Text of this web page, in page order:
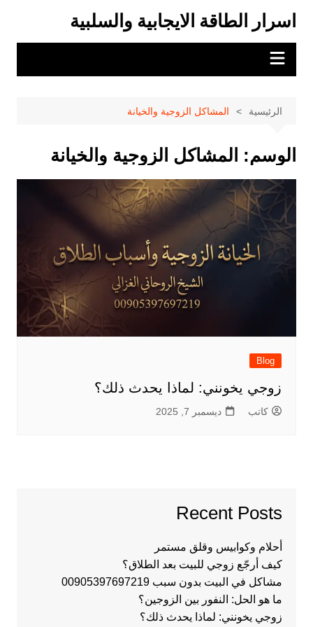
المحتوى
اسرار الطاقة الايجابية والسلبية
الرئيسية المشاكل الزوجية والخيانة
الوسم: المشاكل الزوجية والخيانة
Blog
زوجي يخونني: لماذا يحدث ذلك؟
كاتب ديسمبر 7, 2025
Recent Posts
أحلام وكوابيس وقلق مستمر
كيف أرجّع زوجي للبيت بعد الطلاق؟
مشاكل في البيت بدون سبب 00905397697219
ما هو الحل: النفور بين الزوجين؟
زوجي يخونني: لماذا يحدث ذلك؟